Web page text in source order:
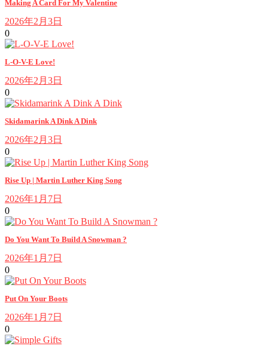
Making A Card For My Valentine
2026年2月3日
0
L-O-V-E Love!
2026年2月3日
0
Skidamarink A Dink A Dink
2026年2月3日
0
Rise Up | Martin Luther King Song
2026年1月7日
0
Do You Want To Build A Snowman ?
2026年1月7日
0
Put On Your Boots
2026年1月7日
0